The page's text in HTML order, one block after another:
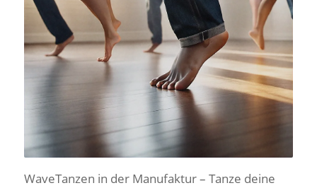
WaveTanzen in der Manufaktur – Tanze deine